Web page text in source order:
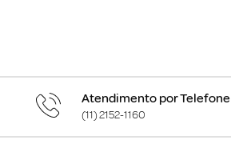
Atendimento por Telefone
(11) 2152-1160